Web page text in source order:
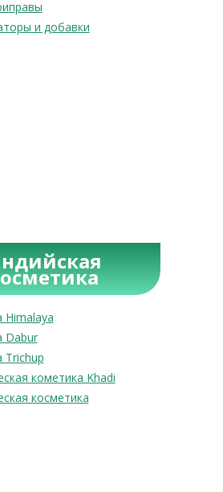
и добавки
Himalaya
Dabur
Trichup
кометика Khadi
косметика